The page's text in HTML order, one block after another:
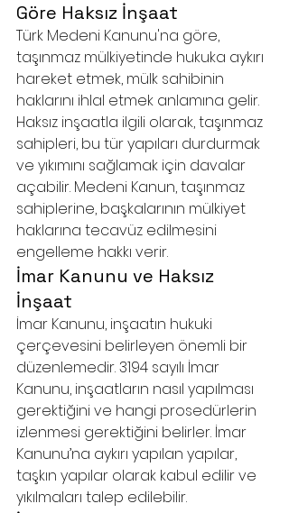
Göre Haksız İnşaat
Türk Medeni Kanunu'na göre,
taşınmaz mülkiyetinde hukuka aykırı
hareket etmek, mülk sahibinin
haklarını ihlal etmek anlamına gelir.
Haksız inşaatla ilgili olarak, taşınmaz
sahipleri, bu tür yapıları durdurmak
ve yıkımını sağlamak için davalar
açabilir. Medeni Kanun, taşınmaz
sahiplerine, başkalarının mülkiyet
haklarına tecavüz edilmesini
engelleme hakkı verir.
İmar Kanunu ve Haksız
İnşaat
İmar Kanunu, inşaatın hukuki
çerçevesini belirleyen önemli bir
düzenlemedir. 3194 sayılı İmar
Kanunu, inşaatların nasıl yapılması
gerektiğini ve hangi prosedürlerin
izlenmesi gerektiğini belirler. İmar
Kanunu’na aykırı yapılan yapılar,
taşkın yapılar olarak kabul edilir ve
yıkılmaları talep edilebilir.